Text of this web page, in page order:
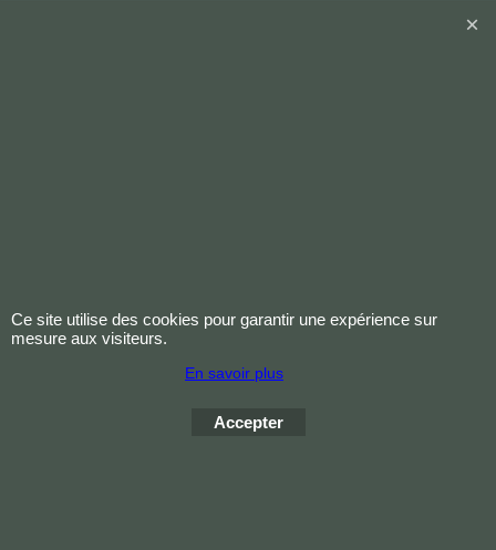
SUPPORT DE
+BUTEE DIAFRAG
Ce site utilise des cookies pour garantir une expérience sur
mesure aux visiteurs.
En savoir plus
Accepter